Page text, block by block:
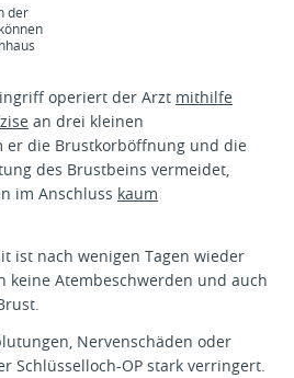
der
operiert der Arzt mithilfe
an drei kleinen
er die Brustkorböffnung und die
des Brustbeins vermeidet,
im Anschluss kaum
ist nach wenigen Tagen wieder
keine Atembeschwerden und auch
Nervenschäden oder
Schlüsselloch-OP stark verringert.